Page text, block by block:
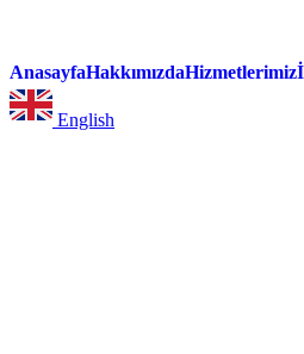
AnasayfaHakkımızdaHizmetlerimiz
English